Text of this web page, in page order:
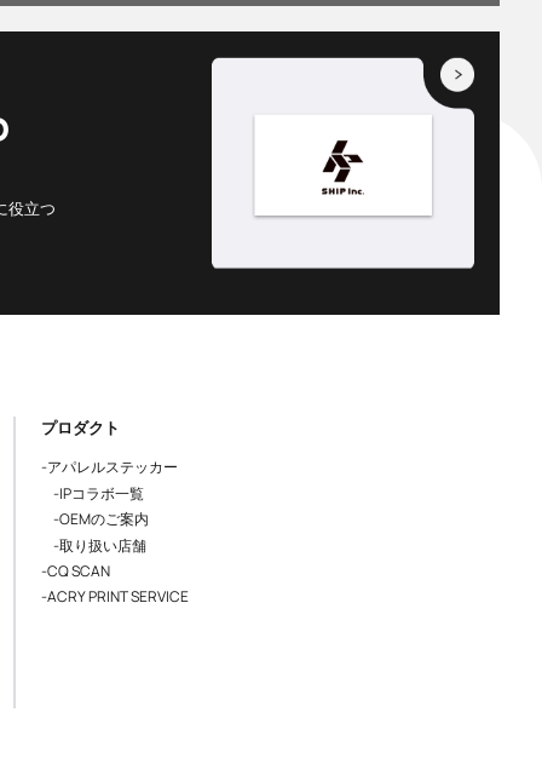
役立つ
プロダクト
-アパレルステッカー
-IPコラボ一覧
-OEMのご案内
-取り扱い店舗
-CQ SCAN
-ACRY PRINT SERVICE